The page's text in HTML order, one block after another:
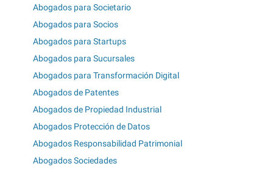
Abogados para Societario
Abogados para Socios
Abogados para Startups
Abogados para Sucursales
Abogados para Transformación Digital
Abogados de Patentes
Abogados de Propiedad Industrial
Abogados Protección de Datos
Abogados Responsabilidad Patrimonial
Abogados Sociedades